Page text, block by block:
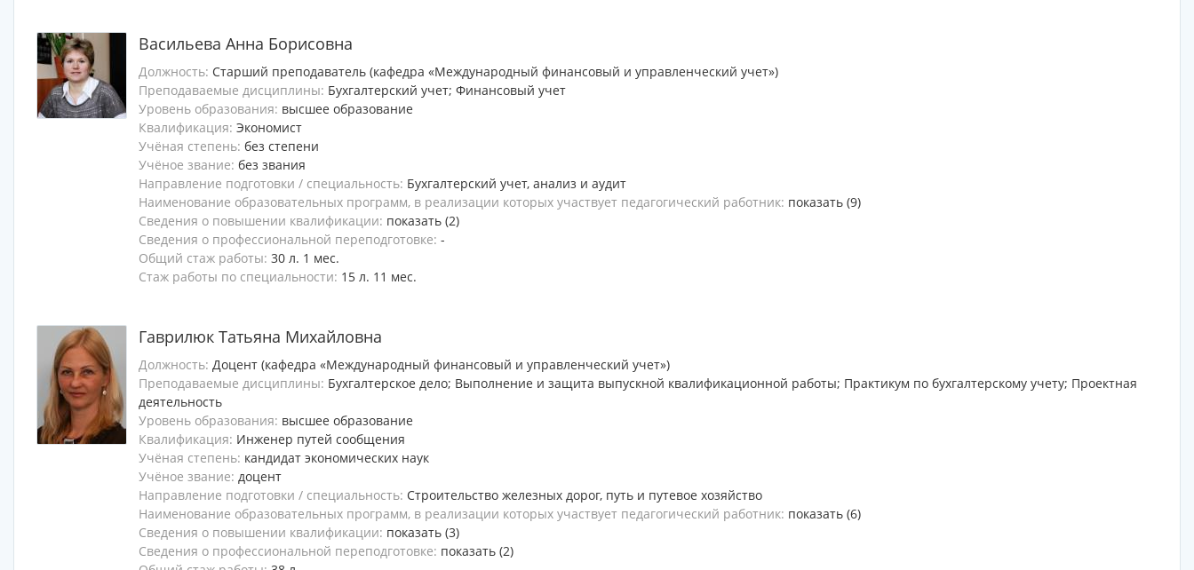
Васильева Анна Борисовна
Должность: Старший преподаватель (кафедра «Международный финансовый и управленческий учет»)
Преподаваемые дисциплины: Бухгалтерский учет; Финансовый учет
Уровень образования: высшее образование
Квалификация: Экономист
Учёная степень: без степени
Учёное звание: без звания
Направление подготовки / специальность: Бухгалтерский учет, анализ и аудит
Наименование образовательных программ, в реализации которых участвует педагогический работник: показать (9)
Сведения о повышении квалификации: показать (2)
Сведения о профессиональной переподготовке: -
Общий стаж работы: 30 л. 1 мес.
Стаж работы по специальности: 15 л. 11 мес.
Гаврилюк Татьяна Михайловна
Должность: Доцент (кафедра «Международный финансовый и управленческий учет»)
Преподаваемые дисциплины: Бухгалтерское дело; Выполнение и защита выпускной квалификационной работы; Практикум по бухгалтерскому учету; Проектная
деятельность
Уровень образования: высшее образование
Квалификация: Инженер путей сообщения
Учёная степень: кандидат экономических наук
Учёное звание: доцент
Направление подготовки / специальность: Строительство железных дорог, путь и путевое хозяйство
Наименование образовательных программ, в реализации которых участвует педагогический работник: показать (6)
Сведения о повышении квалификации: показать (3)
Сведения о профессиональной переподготовке: показать (2)